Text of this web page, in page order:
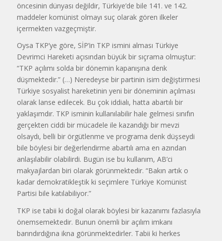
öncesinin dünyası değildir, Türkiye’de bile 141. ve 142.
maddeler komünist olmayı suç olarak gören ilkeler
içermekten vazgeçmiştir.
Oysa TKP’ye göre, SİP’in TKP ismini alması Türkiye
Devrimci Hareketi açısından büyük bir sıçrama olmuştur:
“TKP açılımı solda bir dönemin kapanışına denk
düşmektedir.” (…) Neredeyse bir partinin isim değiştirmesi
Türkiye sosyalist hareketinin yeni bir döneminin açılması
olarak lanse edilecek. Bu çok iddialı, hatta abartılı bir
yaklaşımdır. TKP isminin kullanılabilir hale gelmesi sınıfın
gerçekten ciddi bir mücadele ile kazandığı bir mevzi
olsaydı, belli bir örgütlenme ve programa denk düşseydi
bile böylesi bir değerlendirme abartılı ama en azından
anlaşılabilir olabilirdi. Bugün ise bu kullanım, AB’ci
makyajlardan biri olarak görünmektedir. “Bakın artık o
kadar demokratikleştik ki seçimlere Türkiye Komünist
Partisi bile katılabiliyor.”
TKP ise tabii ki doğal olarak böylesi bir kazanımı fazlasıyla
önemsemektedir. Bunun önemli bir açılım imkanı
barındırdığına ikna görünmektedirler. Tabii ki herkes